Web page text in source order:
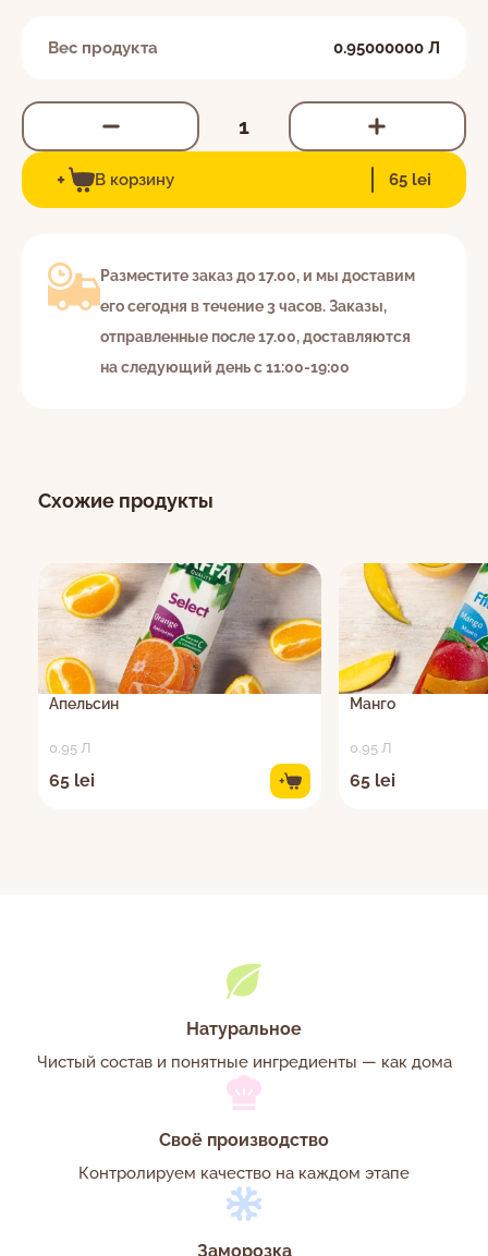
c 8:30 до 22:00 ежедневно
022-264-600
Я даю согласие на обработку персональных
данных в соответствии сПолитикой
Разместите заказ до 17.00, и мы доставим
его сегодня в течение 3 часов. Заказы,
отправленные после 17.00, доставляются
на следующий день с 11:00-19:00
Вес продукта 0.95000000 Л
+ В корзину 65 lei
Схожие продукты
Апельсин
0.95 Л
65 lei +
Манго
0.95 Л
65 lei
Натуральное
Чистый состав и понятные ингредиенты — как дома
Своё производство
Контролируем качество на каждом этапе
Заморозка